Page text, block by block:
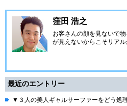
窪田 浩之
お客さんの顔を見ないで
が見えないからこそリアル
最近のエントリー
▼３人の美人ギャルサーファーをどう処